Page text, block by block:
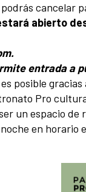
abierto
entrada a
posible
Pro
un espacio
en horario